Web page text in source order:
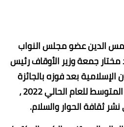
الدين عضو مجلس النواب
جمعة وزير الأوقاف رئيس
بعد فوزه بالجائزة
السنوية لبرلمان البحر المتوسط للعام الحالي 2022 ،
ثقافة الحوار والسلام.